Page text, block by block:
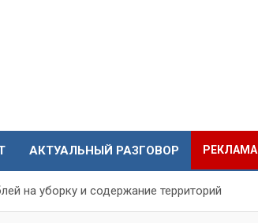
АКТУАЛЬНЫЙ РАЗГОВОР РЕКЛАМА
на уборку и содержание территорий